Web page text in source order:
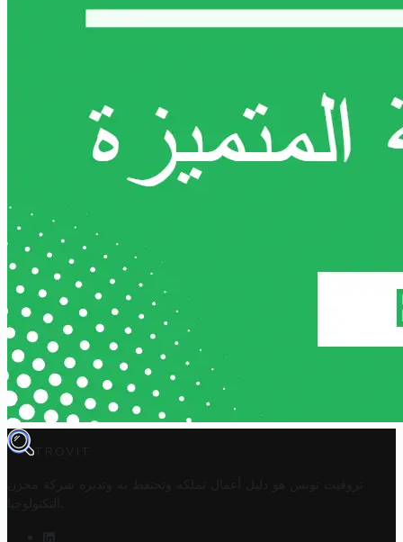
TROVIT
تروفيت تونس هو دليل أعمال تملكه وتحتفظ به وتديره
شركة مخزن
التكنولوجيا